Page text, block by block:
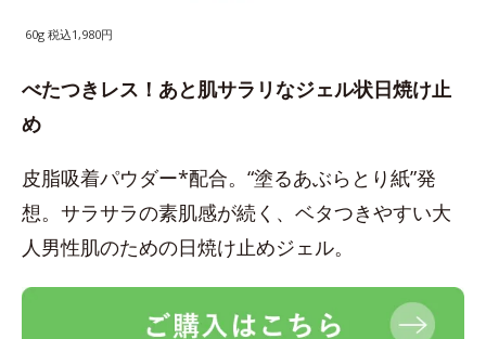
60g 税込1,980円
べたつきレス！あと肌サラリなジェル状日焼け止
め
皮脂吸着パウダー*配合。“塗るあぶらとり紙”発
想。サラサラの素肌感が続く、ベタつきやすい大
人男性肌のための日焼け止めジェル。